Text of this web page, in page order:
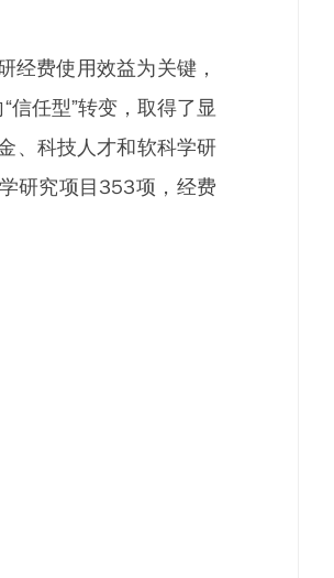
费使用效益为关键，
信任型”转变，取得了显
、科技人才和软科学研
研究项目353项，经费